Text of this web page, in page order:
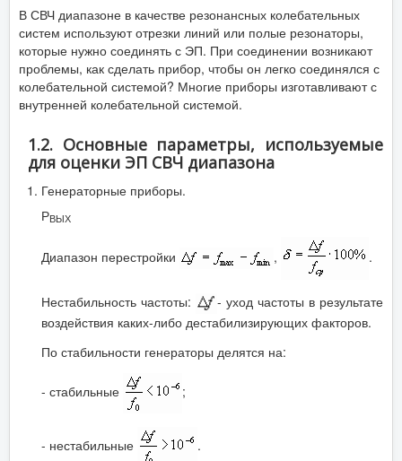
В СВЧ диапазоне в качестве резонансных колебательных
систем используют отрезки линий или полые резонаторы,
которые нужно соединять с ЭП. При соединении возникают
проблемы, как сделать прибор, чтобы он легко соединялся с
колебательной системой? Многие приборы изготавливают с
внутренней колебательной системой.
1.2. Основные параметры, используемые
для оценки ЭП СВЧ диапазона
Генераторные приборы.
РВЫХ
Диапазон перестройки , .
Нестабильность частоты:
- уход частоты в результате
воздействия каких-либо дестабилизирующих факторов.
По стабильности генераторы делятся на:
- стабильные ;
- нестабильные .